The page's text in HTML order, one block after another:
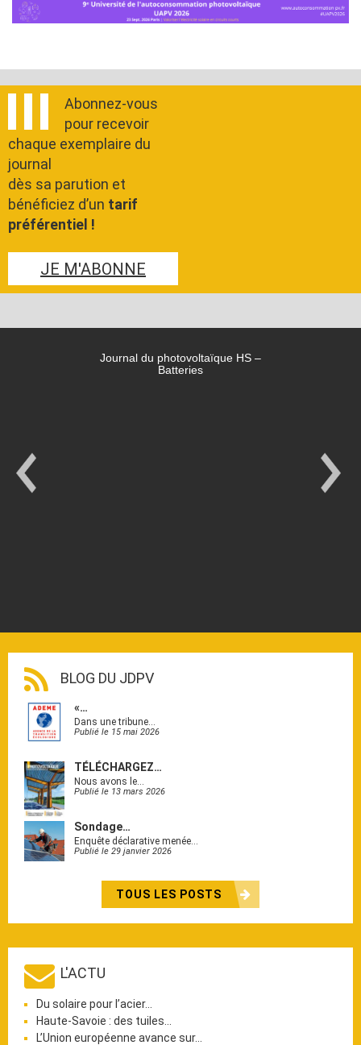
Abonnez-vous
pour recevoir
chaque exemplaire du
journal
dès sa parution et
bénéficiez d’un tarif
préférentiel !
JE M'ABONNE
Journal du photovoltaïque HS –
Batteries
BLOG DU JDPV
«…
Dans une tribune…
Publié le 15 mai 2026
TÉLÉCHARGEZ…
Nous avons le…
Publié le 13 mars 2026
Sondage…
Enquête déclarative menée…
Publié le 29 janvier 2026
TOUS LES POSTS
L'ACTU
Du solaire pour l’acier…
Haute-Savoie : des tuiles…
L’Union européenne avance sur…